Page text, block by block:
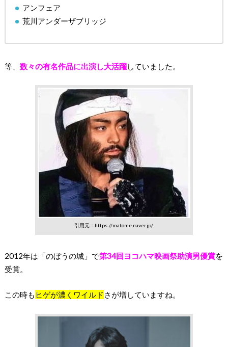
アンフェア
荒川アンダーザブリッジ
等、 数々の有名作品に出演し大活躍していました。
引用元：https://matome.naver.jp/
2012年は「のぼうの城」で第34回ヨコハマ映画祭助演男優賞を
受賞。
この時も ヒゲが濃くワイルド さが増していますね。